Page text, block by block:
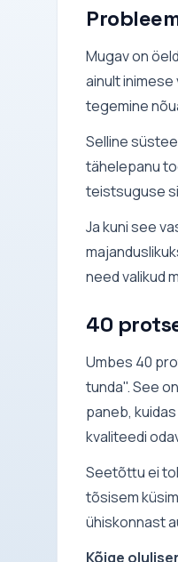
Mugav on
ainult
tegemine
Selline
tähelepanu
teistsuguse
Ja kuni see
need valikud
40
Umbes 40
tunda". See
paneb,
kvaliteedi
Seetõttu ei
tõsisem
ühiskonnast
Kõige